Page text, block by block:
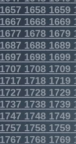
16581659
16681669
16781679
16881689
16981699
17081709
17181719
17281729
17381739
17481749
17581759
17681769